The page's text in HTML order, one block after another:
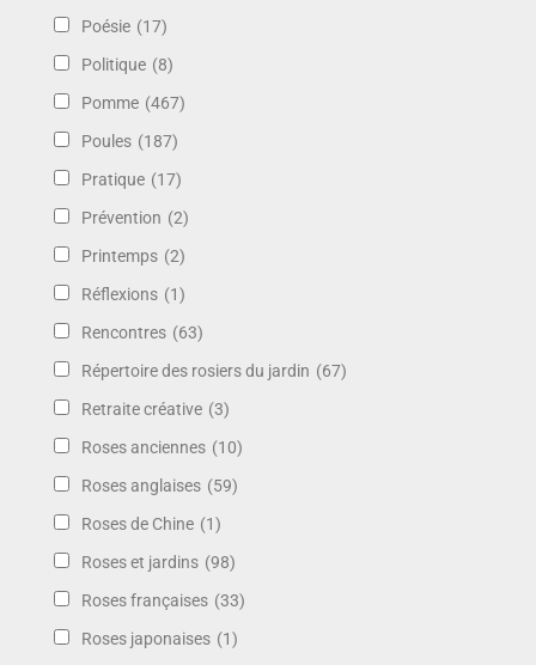
Poésie (17)
Politique (8)
Pomme (467)
Poules (187)
Pratique (17)
Prévention (2)
Printemps (2)
Réflexions (1)
Rencontres (63)
Répertoire des rosiers du jardin (67)
Retraite créative (3)
Roses anciennes (10)
Roses anglaises (59)
Roses de Chine (1)
Roses et jardins (98)
Roses françaises (33)
Roses japonaises (1)